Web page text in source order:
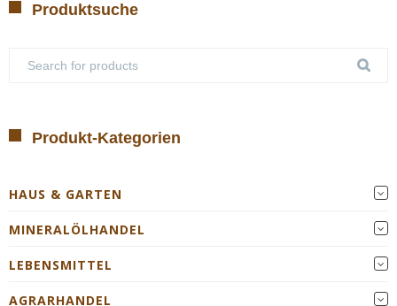
Produktsuche
Produkt-Kategorien
HAUS & GARTEN
MINERALÖLHANDEL
LEBENSMITTEL
AGRARHANDEL